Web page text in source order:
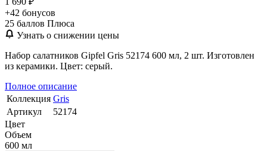
+42 бонусов
25 баллов Плюса
Узнать о снижении цены
Набор салатников Gipfel Gris 52174 600 мл, 2 шт. Изготовлен
из керамики. Цвет: серый.
Полное описание
Коллекция Gris
Артикул
52174
Цвет
Объем
600 мл